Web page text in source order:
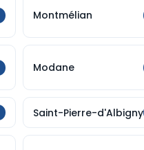
Montmélian
Modane
Saint-Pierre-d'Albigny